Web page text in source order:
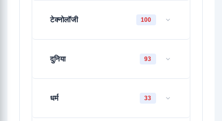
टेक्नोलॉजी 100
दुनिया 93
धर्म 33